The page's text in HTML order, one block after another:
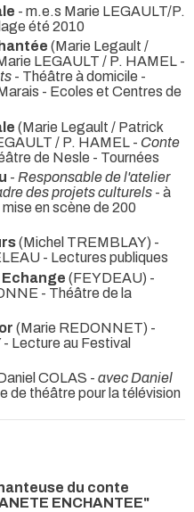
- m.e.s Marie LEGAULT/P.
été 2010
(Marie Legault /
LEGAULT / P. HAMEL -
- Théâtre à domicile -
- Ecoles et Centres de
(Marie Legault / Patrick
/ P. HAMEL - Conte
de Nesle - Tournées
- Responsable de l'atelier
des projets culturels - à
en scène de 200
(Michel TREMBLAY) -
- Lectures publiques
Echange (FEYDEAU) -
- Théâtre de la
(Marie REDONNET) -
- Lecture au Festival
COLAS - avec Daniel
de théâtre pour la télévision
du conte
ENCHANTEE"